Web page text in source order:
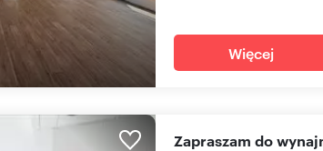
Więcej
Zapraszam do